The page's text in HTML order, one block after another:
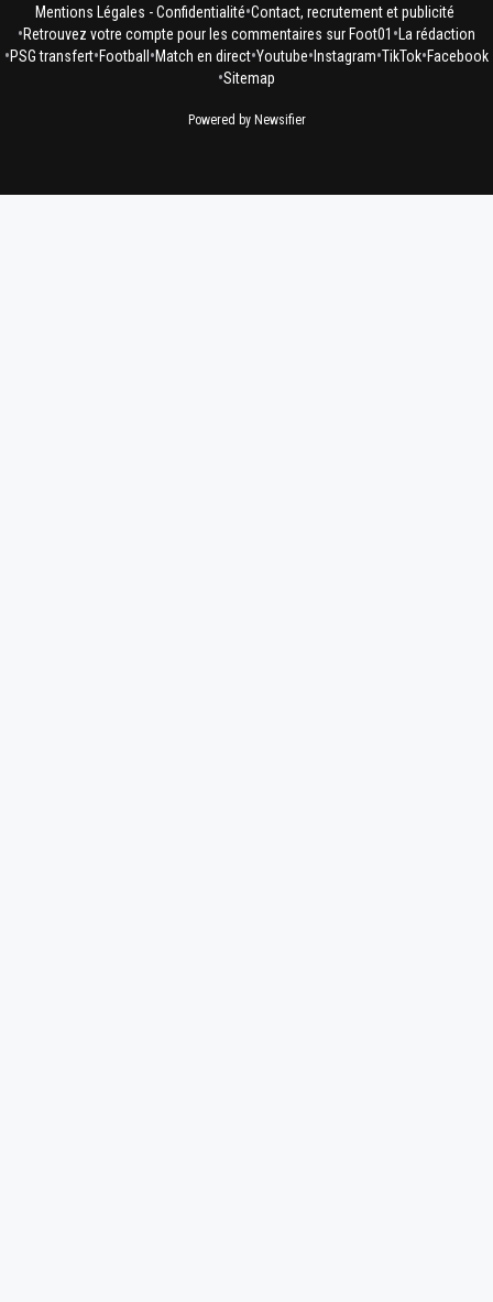
Mentions Légales - Confidentialité•Contact, recrutement et publicité
•Retrouvez votre compte pour les commentaires sur Foot01 •La rédaction
•PSG transfert•Football •Match en direct•Youtube• Instagram•TikTok•Facebook
•Sitemap
Powered by Newsifier